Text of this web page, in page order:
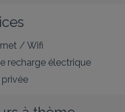
/ Wifi
recharge électrique
privée